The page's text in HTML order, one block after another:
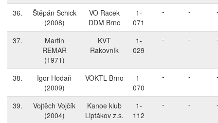
36.
Štěpán Schick
(2008)
VO Racek
DDM Brno
1-
071
- -
37.
Martin
REMAR
(1971)
KVT
Rakovník
1-
029
- -
38.
Igor Hodaň
(2009)
VOKTL Brno
1-
070
- -
39.
Vojtěch Vojčík
(2004)
Kanoe klub
Liptákov z.s.
1-
112
- -